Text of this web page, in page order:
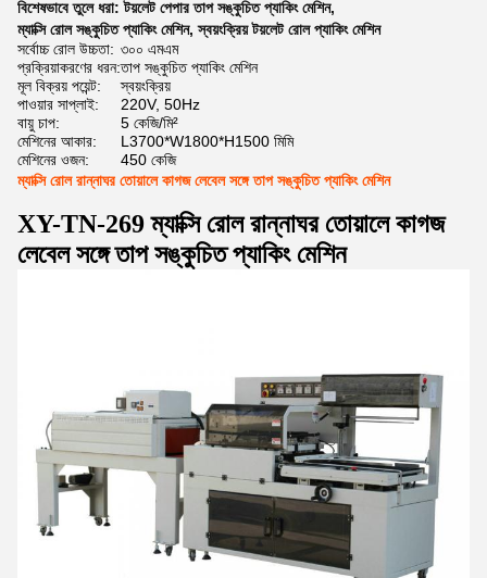
বিশেষভাবে তুলে ধরা:টয়লেট পেপার তাপ সঙ্কুচিত প্যাকিং মেশিন,
ম্যাক্সি রোল সঙ্কুচিত প্যাকিং মেশিন,স্বয়ংক্রিয় টয়লেট রোল প্যাকিং মেশিন
সর্বোচ্চ রোল উচ্চতা: ৩০০ এমএম
প্রক্রিয়াকরণের ধরন:তাপ সঙ্কুচিত প্যাকিং মেশিন
মূল বিক্রয় পয়েন্ট:
স্বয়ংক্রিয়
পাওয়ার সাপ্লাই:
220V, 50Hz
বায়ু চাপ:
5 কেজি/মি²
মেশিনের আকার:
L3700*W1800*H1500 মিমি
মেশিনের ওজন:
450 কেজি
ম্যাক্সি রোল রান্নাঘর তোয়ালে কাগজ লেবেল সঙ্গে তাপ সঙ্কুচিত প্যাকিং মেশিন
XY-TN-269 ম্যাক্সি রোল রান্নাঘর তোয়ালে কাগজ
লেবেল সঙ্গে তাপ সঙ্কুচিত প্যাকিং মেশিন